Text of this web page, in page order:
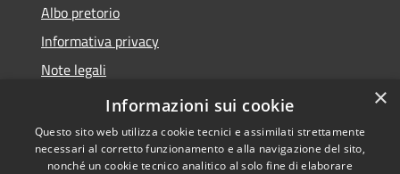
Albo pretorio
Informativa privacy
Note legali
Dichiarazione di accessibilità
×
Informazioni sui cookie
Questo sito web utilizza cookie tecnici e assimilati strettamente
necessari al corretto funzionamento e alla navigazione del sito,
nonché un cookie tecnico analitico al solo fine di elaborare